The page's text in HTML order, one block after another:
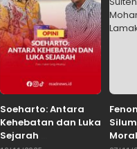
Soeharto: Antara
Kehebatan dan Luka
Sejarah